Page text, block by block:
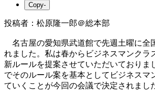
Copy-
投稿者：松原隆一郎＠総本部
名古屋の愛知県武道館で先週土曜に全
れました。私は春からビジネスマンクラ
新ルールを提案させていただいておりま
でそのルール案を基本としてビジネスマ
ていくことが今回の会議で決定されまし